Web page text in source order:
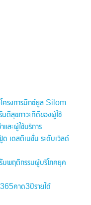
โครงการมิกซ์ยูส Silom
ตีสุขภาวะที่ดีของผู้ใช้
ละผู้ใช้บริการ
เดสติเนชั่น ระดับเวิลด์
บพฤติกรรมผู้บริโภคยุค
คาด3ปีรายได้